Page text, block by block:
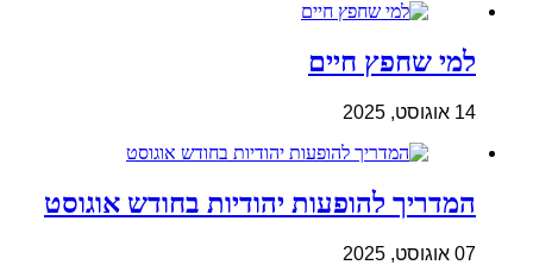
למי שחפץ חיים
14 אוגוסט, 2025
המדריך להופעות יהודיות בחודש אוגוסט
07 אוגוסט, 2025